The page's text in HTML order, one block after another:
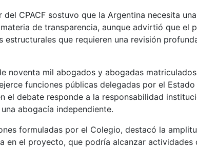
CPACF sostuvo que la Argentina necesita
de transparencia, aunque advirtió que el
estructurales que requieren una revisión
noventa mil abogados y abogadas
funciones públicas delegadas por el
el debate responde a la responsabilidad
abogacía independiente.
formuladas por el Colegio, destacó la
en el proyecto, que podría alcanzar